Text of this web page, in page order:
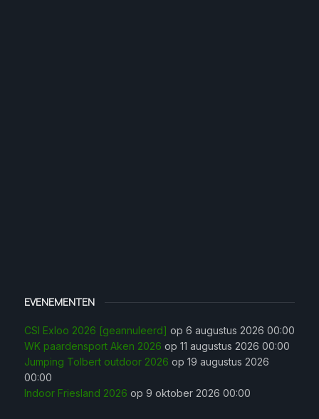
EVENEMENTEN
CSI Exloo 2026 [geannuleerd] op 6 augustus 2026 00:00
WK paardensport Aken 2026 op 11 augustus 2026 00:00
Jumping Tolbert outdoor 2026 op 19 augustus 2026
00:00
Indoor Friesland 2026 op 9 oktober 2026 00:00